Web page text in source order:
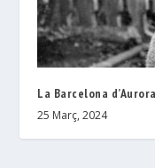
La Barcelona
25 Març, 2024